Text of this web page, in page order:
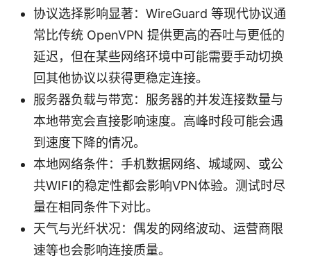
协议选择影响显著：WireGuard 等现代协议通
常比传统 OpenVPN 提供更高的吞吐与更低的
延迟，但在某些网络环境中可能需要手动切换
回其他协议以获得更稳定连接。
服务器负载与带宽：服务器的并发连接数量与
本地带宽会直接影响速度。高峰时段可能会遇
到速度下降的情况。
本地网络条件：手机数据网络、城域网、或公
共WIFI的稳定性都会影响VPN体验。测试时尽
量在相同条件下对比。
天气与光纤状况：偶发的网络波动、运营商限
速等也会影响连接质量。